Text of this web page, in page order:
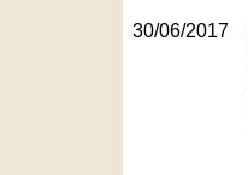
30/06/2017